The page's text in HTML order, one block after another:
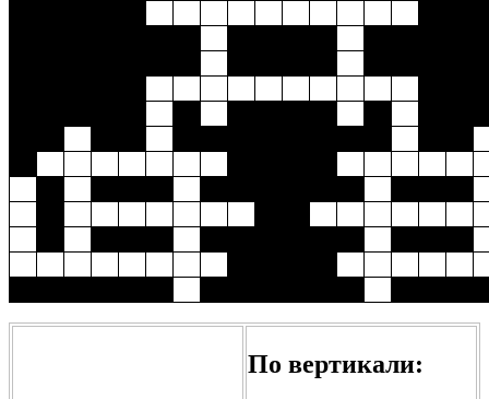
По вертикали: